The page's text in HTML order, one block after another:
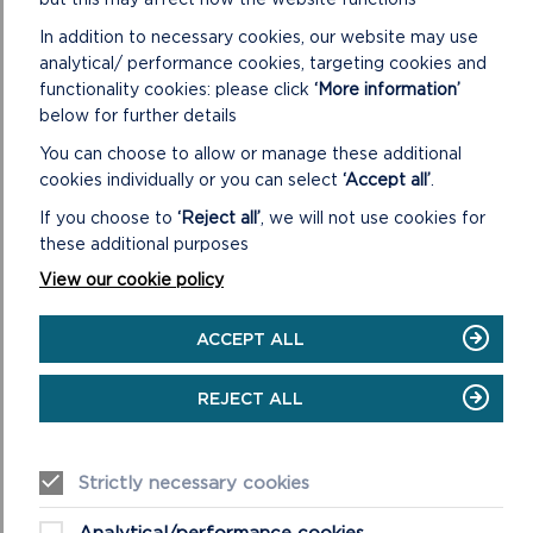
llawer o achosion, mae’n ymddangos bod y dŵr
tawdd yn llifo o dan yr iâ i ddechrau. Mae hyn yn
digwydd pan fydd dŵr o arwyneb yr iâ yn llifo i lawr
trwy agendorau i mewn i ogofau iâ, gan greu digon o
bwysedd dŵr i ganiatáu llif i fyny ar hyd rhai adrannau.
Mae’r effeithiau hyn yn amlwg iawn yn Nyfrffordd
In addition to necessary cookies, our website may use
analytical/ performance cookies, targeting cookies and
functionality cookies: please click ‘More information’
below for further details
You can choose to allow or manage these additional
cookies individually or you can select ‘Accept all’
If you choose to ‘Reject all’ , we will not use cookies for
these additional purposes
View our cookie policy
ACCEPT ALL
REJECT ALL
Strictly necessary cookies